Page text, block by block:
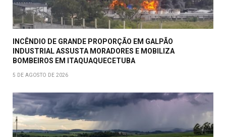
INCÊNDIO DE GRANDE PROPORÇÃO EM GALPÃO
INDUSTRIAL ASSUSTA MORADORES E MOBILIZA
BOMBEIROS EM ITAQUAQUECETUBA
5 DE AGOSTO DE 2026